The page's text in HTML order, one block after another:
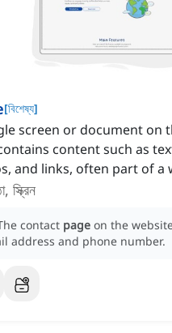
[বিশেষ্য]
screen or document on
content such as
and links, often part of a
স্ক্রিন
contact page on the
address and phone number.